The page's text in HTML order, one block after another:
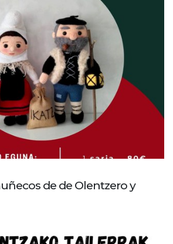
de de Olentzero y